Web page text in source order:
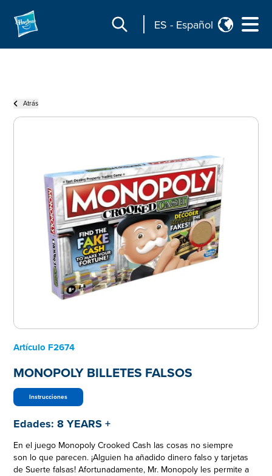
ES - Español
Atrás
Artículo F2674
MONOPOLY BILLETES FALSOS
Instrucciones
Edades: 8 YEARS +
En el juego Monopoly Crooked Cash las cosas no siempre
son lo que parecen. ¡Alguien ha añadido dinero falso y tarjetas
de Suerte falsas! Afortunadamente, Mr. Monopoly les permite a